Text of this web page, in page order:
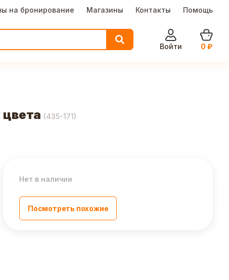
на бронирование Магазины Контакты Помощь
Войти
0 ₽
(435-171)
Нет в наличии
Посмотреть похожие